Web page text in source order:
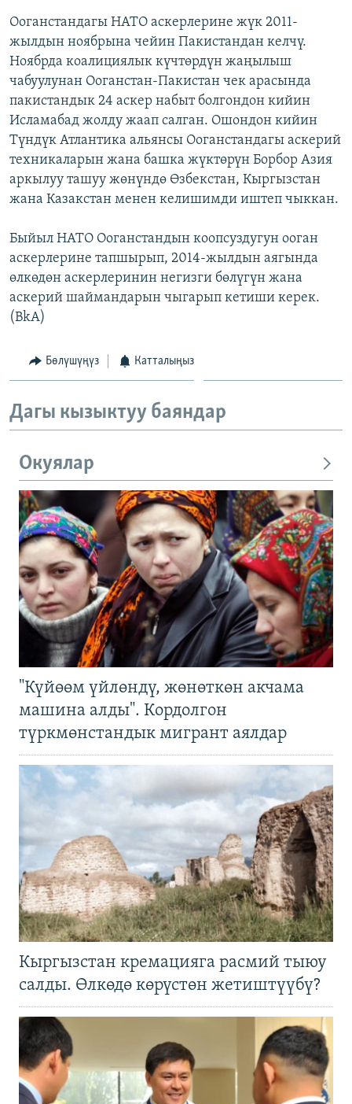
Ооганстандагы НАТО аскерлерине жүк 2011-
жылдын ноябрына чейин Пакистандан келчү.
Ноябрда коалициялык күчтөрдүн жаңылыш
чабуулунан Ооганстан-Пакистан чек арасында
пакистандык 24 аскер набыт болгондон кийин
Исламабад жолду жаап салган. Ошондон кийин
Түндүк Атлантика альянсы Ооганстандагы аскерий
техникаларын жана башка жүктөрүн Борбор Азия
аркылуу ташуу жөнүндө Өзбекстан, Кыргызстан
жана Казакстан менен келишимди иштеп чыккан.
Быйыл НАТО Ооганстандын коопсуздугун ооган
аскерлерине тапшырып, 2014-жылдын аягында
өлкөдөн аскерлеринин негизги бөлүгүн жана
аскерий шаймандарын чыгарып кетиши керек.
(BkA)
Бөлүшүңүз Катталыңыз
Дагы кызыктуу баяндар
Окуялар
"Күйөөм үйлөндү, жөнөткөн акчама
машина алды". Кордолгон
түркмөнстандык мигрант аялдар
Кыргызстан кремацияга расмий тыюу
салды. Өлкөдө көрүстөн жетиштүүбү?